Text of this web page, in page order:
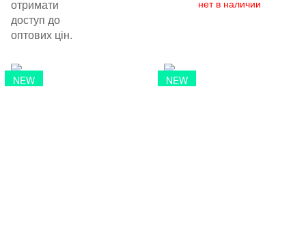
отримати
доступ до
оптових цін.
нет в наличии
NEW NEW